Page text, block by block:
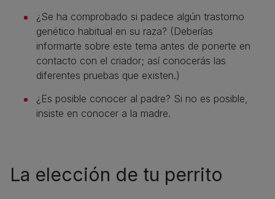
¿Se ha comprobado si padece algún trastorno
genético habitual en su raza? (Deberías
informarte sobre este tema antes de ponerte en
contacto con el criador; así conocerás las
diferentes pruebas que existen.)
¿Es posible conocer al padre? Si no es posible,
insiste en conocer a la madre.
La elección de tu perrito